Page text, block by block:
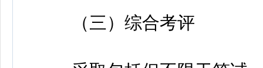
（三）综合考评